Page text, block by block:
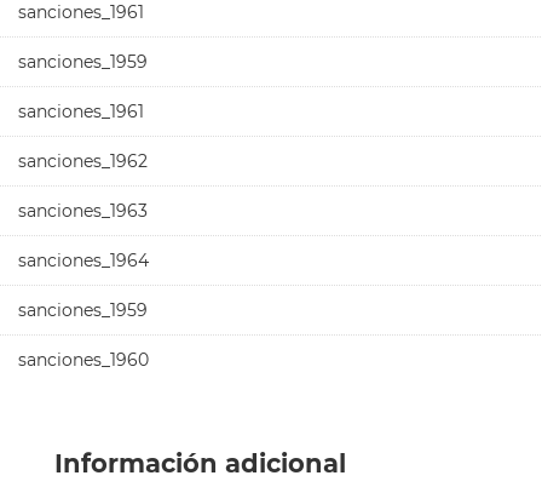
sanciones_1961
sanciones_1959
sanciones_1961
sanciones_1962
sanciones_1963
sanciones_1964
sanciones_1959
sanciones_1960
Información adicional